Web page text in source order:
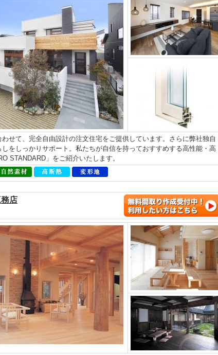
せて、完全自由設計の注文住宅をご提供しています。さらに弊社独自
をしっかりサポート。私たちが自信を持っておすすめする高性能・高
STANDARD」をご紹介いたします。
店